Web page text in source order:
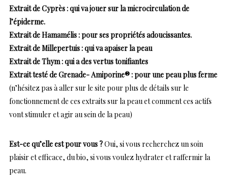
Extrait de Cyprès : qui va jouer sur la microcirculation de
l’épiderme.
Extrait de Hamamélis : pour ses propriétés adoucissantes.
Extrait de Millepertuis : qui va apaiser la peau
Extrait de Thym : qui a des vertus tonifiantes
Extrait testé de Grenade- Amiporine® : pour une peau plus ferme
(n’hésitez pas à aller sur le site pour plus de détails sur le
fonctionnement de ces extraits sur la peau et comment ces actifs
vont stimuler et agir au sein de la peau)
Est-ce qu’elle est pour vous ?Oui, si vous recherchez un soin
plaisir et efficace, du bio, si vous voulez hydrater et raffermir la
peau.